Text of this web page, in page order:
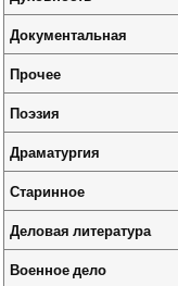
Документальная
Прочее
Поэзия
Драматургия
Старинное
Деловая литература
Военное дело